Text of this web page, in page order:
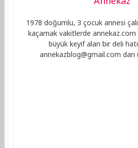
1978 doğumlu, 3 çocuk annesi
kaçamak vakitlerde
büyük keyif alan bir deli
annekazblog@gmail.com dan